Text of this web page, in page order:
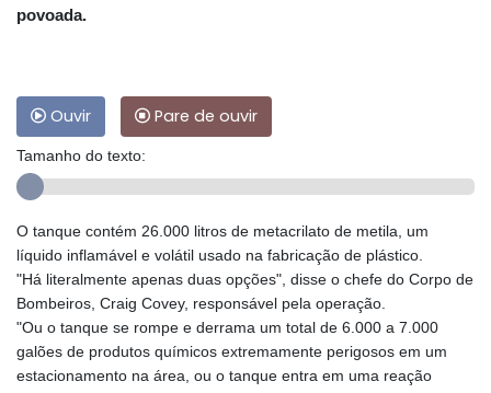
povoada.
Ouvir Pare de ouvir
Tamanho do texto:
O tanque contém 26.000 litros de metacrilato de metila, um
líquido inflamável e volátil usado na fabricação de plástico.
"Há literalmente apenas duas opções", disse o chefe do Corpo de
Bombeiros, Craig Covey, responsável pela operação.
"Ou o tanque se rompe e derrama um total de 6.000 a 7.000
galões de produtos químicos extremamente perigosos em um
estacionamento na área, ou o tanque entra em uma reação